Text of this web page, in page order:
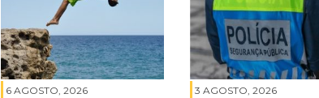
6 AGOSTO, 2026
3 AGOSTO, 2026